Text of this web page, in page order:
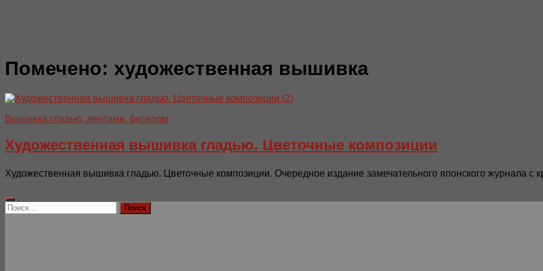
Помечено: художественная вышивка
Вышивка гладью, лентами, бисером
Художественная вышивка гладью. Цветочные композиции
Художественная вышивка гладью. Цветочные композиции. Очередное издание замечательного японского журнала
Найти: